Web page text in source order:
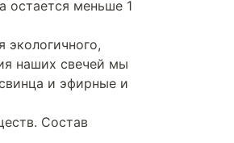
остается меньше 1
экологичного,
наших свечей мы
и эфирные и
Состав